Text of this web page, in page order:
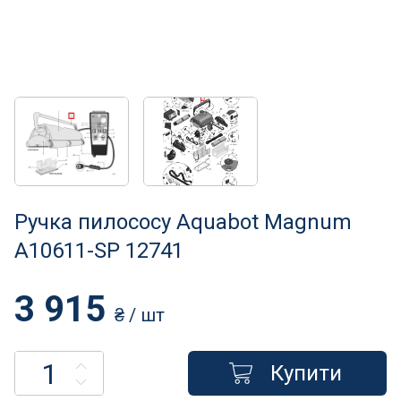
Сходи, душі і поручні
Атракціони для відпочинку
Автоматична очистка
Збірні басейни
Підйомники для басейнів
Ручка пилососу Aquabot Magnum
A10611-SP 12741
3 915 ₴ / шт
Купити